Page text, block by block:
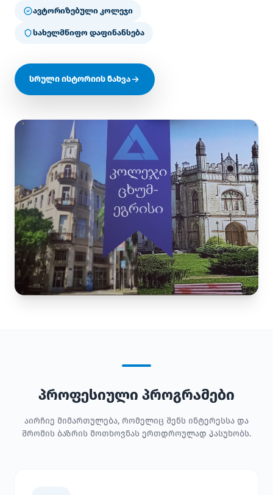
ავტორიზებული კოლეჯი
სახელმწიფო დაფინანსება
სრული ისტორიის ნახვა
პროფესიული პროგრამები
აირჩიე მიმართულება, რომელიც შენს ინტერესსა და
შრომის ბაზრის მოთხოვნას ერთდროულად პასუხობს.